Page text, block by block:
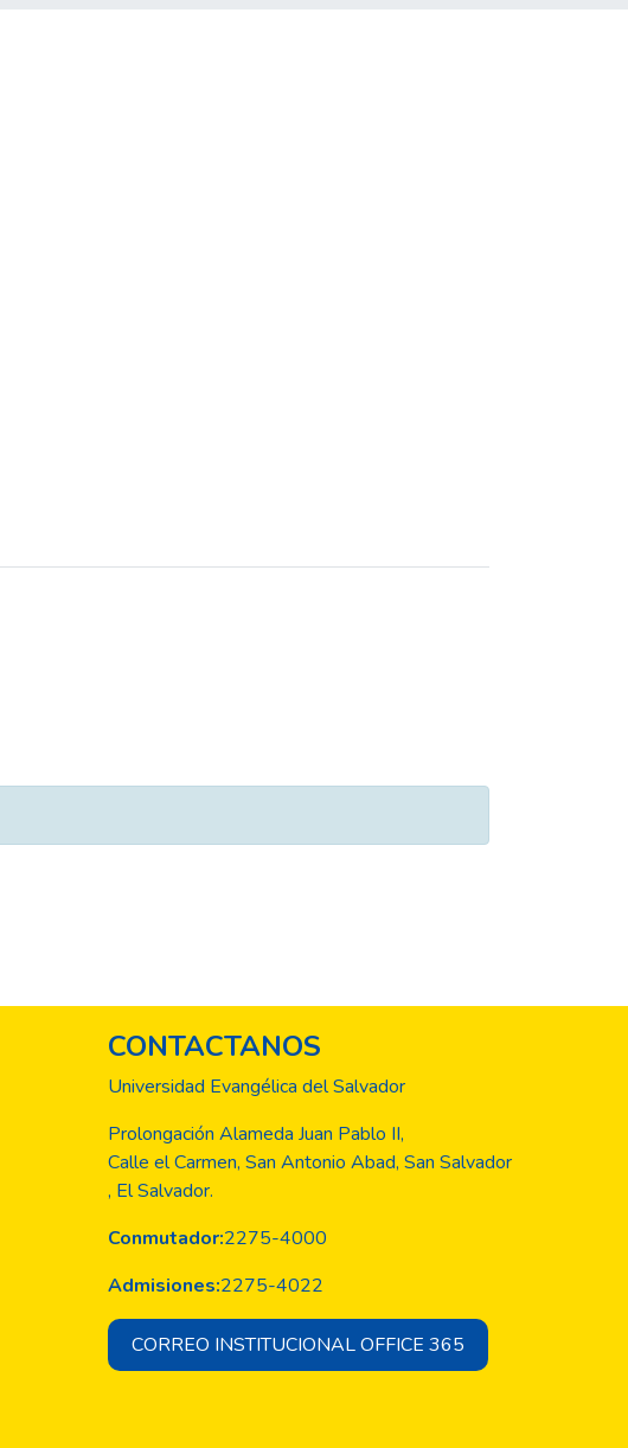
CONTACTANOS
Universidad Evangélica del Salvador
Prolongación Alameda Juan Pablo II,
Calle el Carmen, San Antonio Abad, San Salvador
, El Salvador.
Conmutador:2275-4000
Admisiones:2275-4022
CORREO INSTITUCIONAL OFFICE 365